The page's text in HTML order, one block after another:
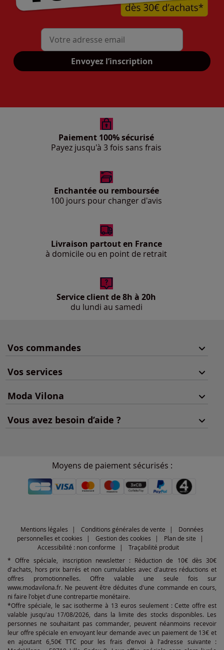
Mon adresse mail
Envoyez l’inscription
Paiement 100% sécurisé
Payez jusqu'à 3 fois sans frais
Enchantée ou remboursée
100 jours pour changer d'avis
Livraison partout en France
à domicile ou en point de retrait
Service client de 8h à 20h
du lundi au samedi
Vos commandes
Vos services
Moda Vilona
Vous avez besoin d’aide ?
Moyens de paiement sécurisés :
Mentions légales Conditions générales de vente
Données
personnelles et cookies
Gestion des cookies
Plan de site
Accessibilité : non conforme
Traçabilité produit
* Offre spéciale, inscription newsletter : Réduction de 10€ dès 30€
d'achats, hors prix barrés et non cumulables avec d'autres réductions et
offres promotionnelles. Offre valable une seule fois sur
www.modavilona.fr. Ne peuvent être déduites d'une commande en cours,
ni faire l'objet d'une contrepartie monétaire.
*Offre spéciale, le sac isotherme à 13 euros seulement : Cette offre est
valable jusqu'au 17/08/2026, dans la limite des stocks disponibles. Les
personnes ne souhaitant pas commander, peuvent néanmoins recevoir
leur offre spéciale en envoyant leur demande avec un paiement de 13€ et
en ajoutant 6,50€ TTC pour les frais d'envoi à l'adresse suivante :